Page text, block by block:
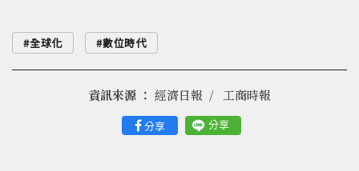
全球化 數位時代
分享 分享
資訊來源 ： 經濟日報 工商時報